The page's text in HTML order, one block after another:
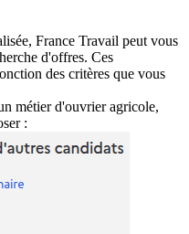
France Travail peut vous
d'offres. Ces
des critères que vous
métier d'ouvrier agricole,
: